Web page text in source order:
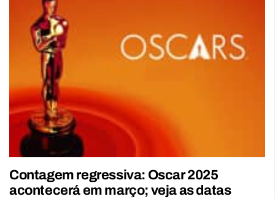
Contagem regressiva: Oscar 2025
acontecerá em março; veja as datas